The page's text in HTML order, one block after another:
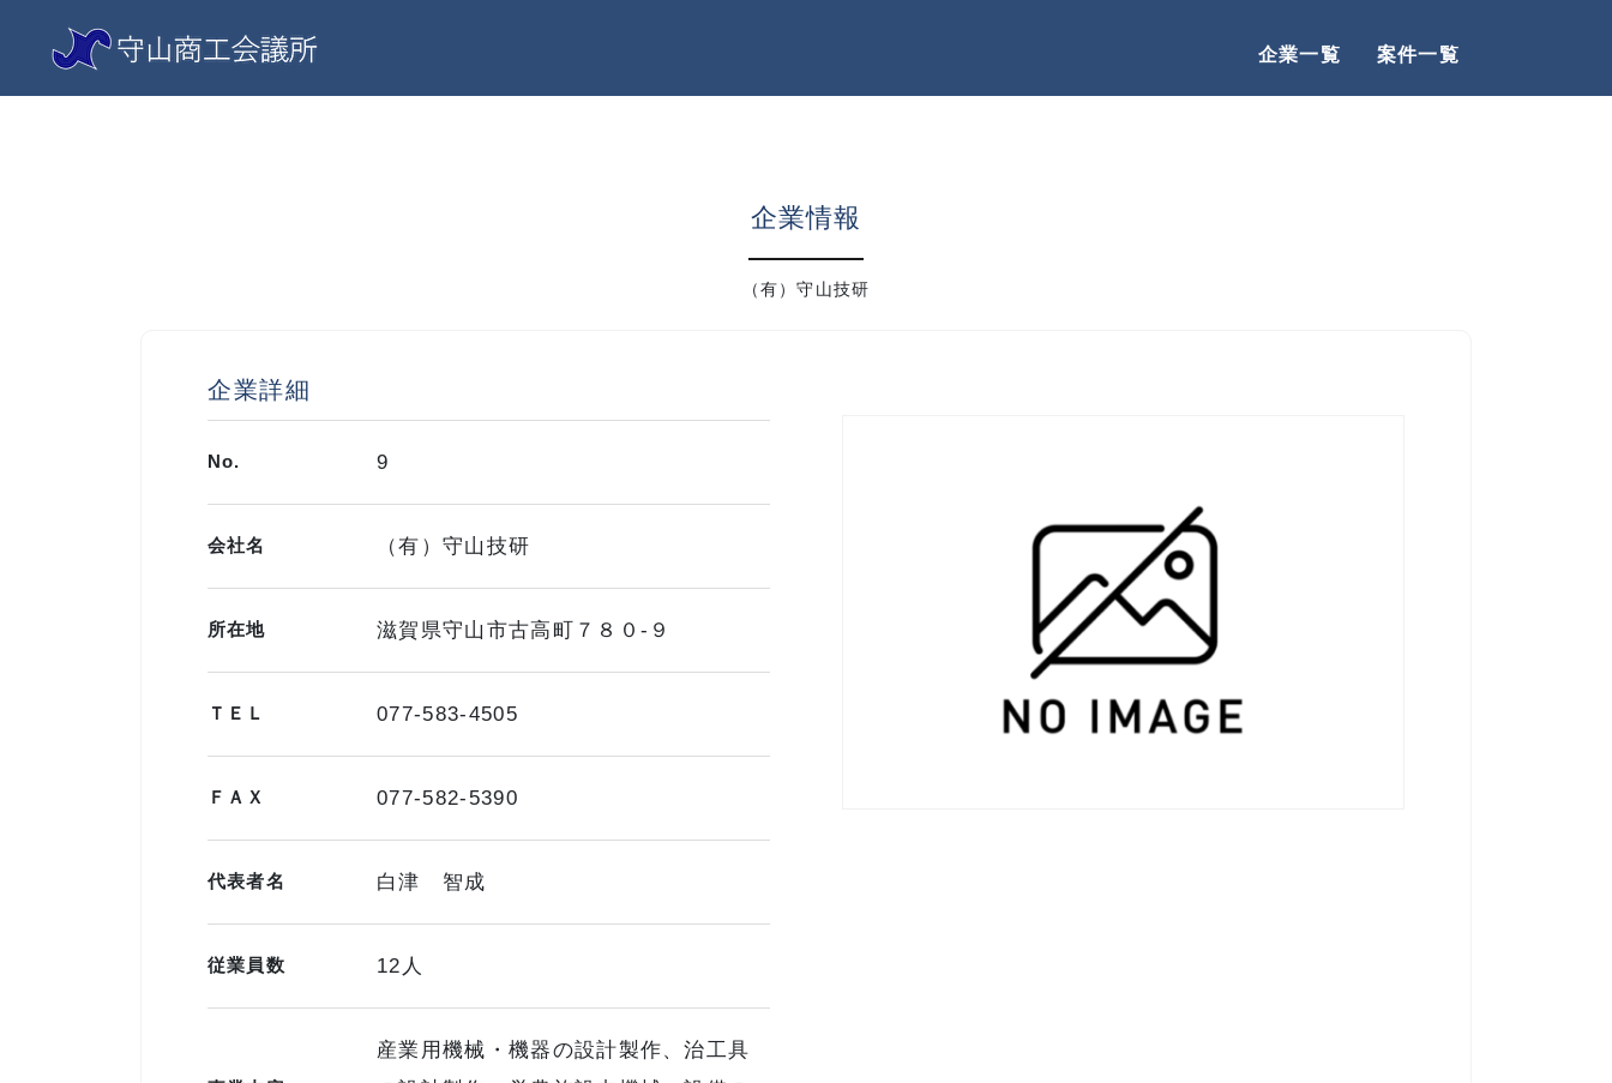
企業一覧 案件一覧
企業情報
（有）守山技研
企業詳細
No. 9
会社名 （有）守山技研
所在地 滋賀県守山市古高町７８０-９
ＴＥＬ 077-583-4505
ＦＡＸ 077-582-5390
代表者名 白津 智成
従業員数 12人
産業用機械・機器の設計製作、治工具